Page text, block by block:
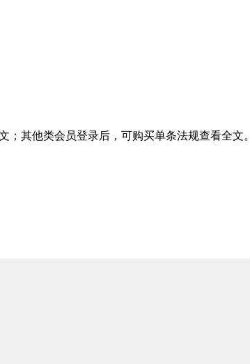
其他类会员登录后，可购买单条法规查看全文。